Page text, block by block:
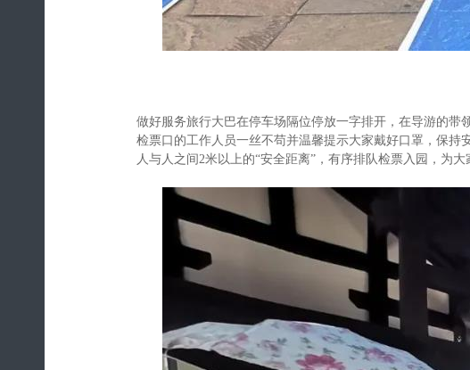
做好服务旅行大巴在停车场隔位停放一字排开，在导游的带
检票口的工作人员一丝不苟并温馨提示大家戴好口罩，保
人与人之间2米以上的“安全距离”，有序排队检票入园，为大